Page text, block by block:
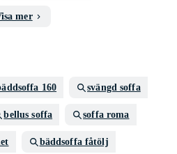
mer
160 svängd soffa
bellus soffa soffa roma
bäddsoffa fåtölj